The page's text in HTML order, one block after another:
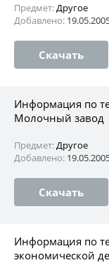
Предмет:Другое
Добавлено:
Скачать
Информация по
Молочный завод
Предмет:Другое
Добавлено:
Скачать
Информация по
экономической